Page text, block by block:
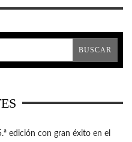
edición con gran éxito en el